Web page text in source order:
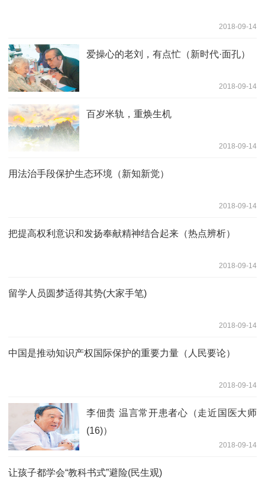
2018-09-14
爱操心的老刘，有点忙（新时代·面孔）
2018-09-14
百岁米轨，重焕生机
2018-09-14
用法治手段保护生态环境（新知新觉）
2018-09-14
把提高权利意识和发扬奉献精神结合起来（热点辨析）
2018-09-14
留学人员圆梦适得其势(大家手笔)
2018-09-14
中国是推动知识产权国际保护的重要力量（人民要论）
2018-09-14
李佃贵 温言常开患者心（走近国医大师
(16)）
2018-09-14
让孩子都学会“教科书式”避险(民生观)